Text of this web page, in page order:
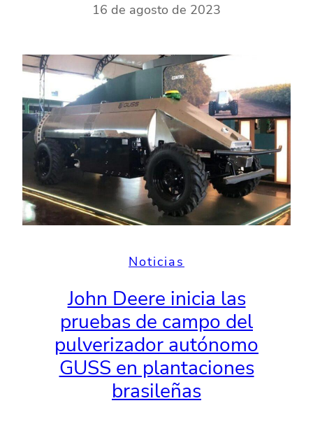
16 de agosto de 2023
Noticias
John Deere inicia las
pruebas de campo del
pulverizador autónomo
GUSS en plantaciones
brasileñas